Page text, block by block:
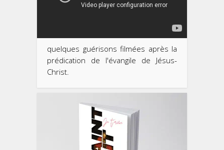
quelques guérisons filmées après la
prédication de l'évangile de Jésus-
Christ.